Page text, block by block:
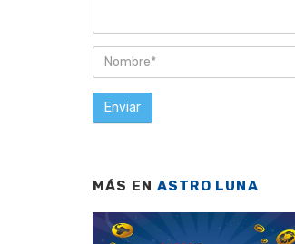
MÁS EN ASTRO LUNA